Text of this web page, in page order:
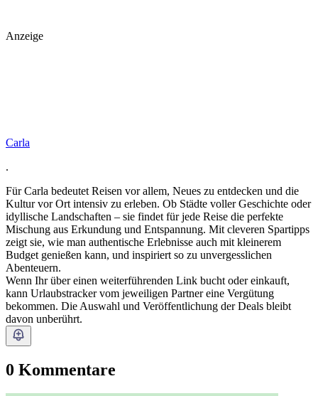
Anzeige
Carla
.
Für Carla bedeutet Reisen vor allem, Neues zu entdecken und die
Kultur vor Ort intensiv zu erleben. Ob Städte voller Geschichte oder
idyllische Landschaften – sie findet für jede Reise die perfekte
Mischung aus Erkundung und Entspannung. Mit cleveren Spartipps
zeigt sie, wie man authentische Erlebnisse auch mit kleinerem
Budget genießen kann, und inspiriert so zu unvergesslichen
Abenteuern.
Wenn Ihr über einen weiterführenden Link bucht oder einkauft,
kann Urlaubstracker vom jeweiligen Partner eine Vergütung
bekommen. Die Auswahl und Veröffentlichung der Deals bleibt
davon unberührt.
0 Kommentare